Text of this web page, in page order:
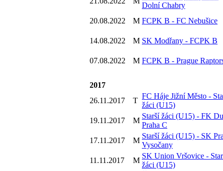
Dolní Chabry
20.08.2022
M FCPK B - FC Nebušice
14.08.2022 M SK Modřany - FCPK B
07.08.2022 M FCPK B - Prague
2017
26.11.2017
T
FC Háje Jižní Město -
žáci (U15)
19.11.2017
M
Starší žáci (U15) - FK
Praha C
17.11.2017
M
Starší žáci (U15) - SK
Vysočany
11.11.2017
M
SK Union Vršovice -
žáci (U15)